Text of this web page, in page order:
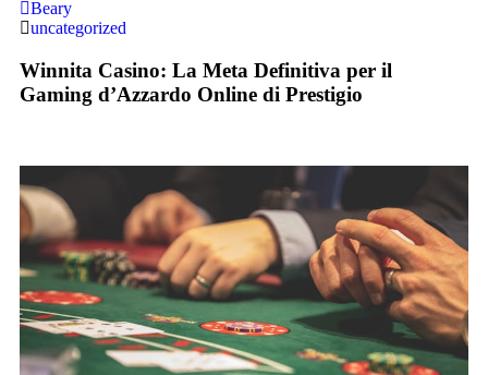
Beary
uncategorized
Winnita Casino: La Meta Definitiva per il
Gaming d’Azzardo Online di Prestigio